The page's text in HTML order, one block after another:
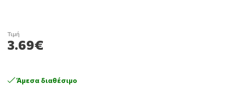
Άμεσα διαθέσιμο
Τιμή
3.69€